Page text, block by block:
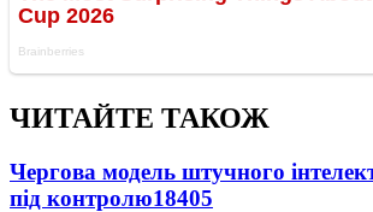
ЧИТАЙТЕ ТАКОЖ
Чергова модель штучного
під контролю18405